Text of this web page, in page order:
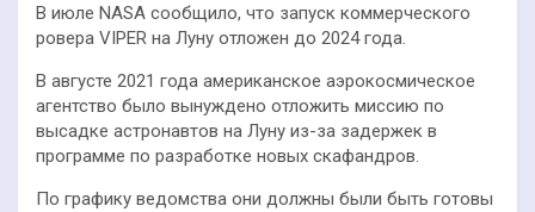
В июле NASA сообщило, что запуск коммерческого
ровера VIPER на Луну отложен до 2024 года.
В августе 2021 года американское аэрокосмическое
агентство было вынуждено отложить миссию по
высадке астронавтов на Луну из-за задержек в
программе по разработке новых скафандров.
По графику ведомства они должны были быть готовы